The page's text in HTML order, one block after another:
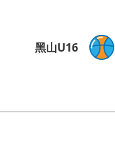
黑山U16